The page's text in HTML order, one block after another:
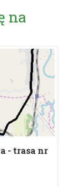
na
- trasa nr